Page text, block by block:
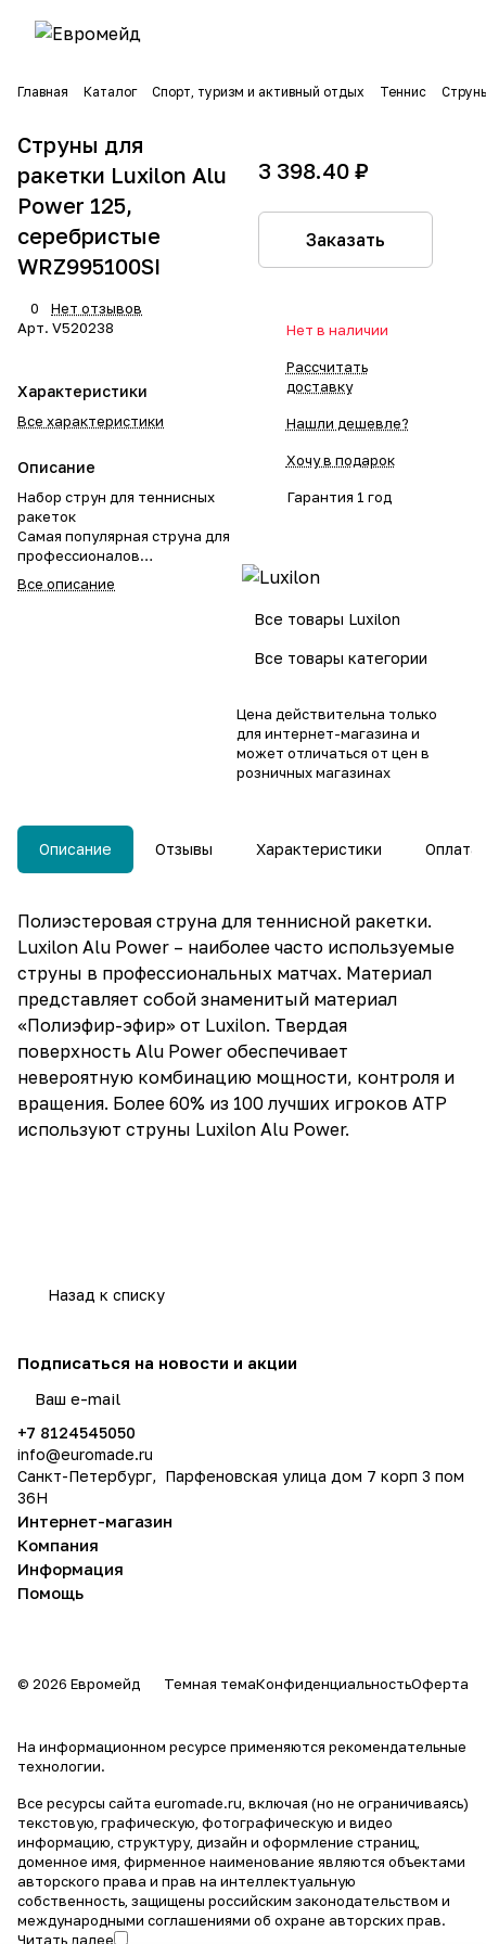
Главная Каталог Спорт, туризм и активный отдых Теннис
Струны для
ракетки Luxilon Alu
Power 125,
серебристые
WRZ995100SI
0
Нет отзывов
Арт. V520238
Характеристики
Все характеристики
Описание
Набор струн для теннисных
ракеток
Самая популярная струна для
профессионалов
Все описание
3 398.40 ₽
Заказать
Нет в наличии
Рассчитать
доставку
Нашли дешевле?
Хочу в подарок
Гарантия 1 год
Все товары Luxilon
Все товары категории
Цена действительна только
для интернет-магазина и
может отличаться от цен в
розничных магазинах
Описание Отзывы Характеристики Оплата
Полиэстеровая струна для теннисной ракетки.
Luxilon Alu Power – наиболее часто используемые
струны в профессиональных матчах. Материал
представляет собой знаменитый материал
«Полиэфир-эфир» от Luxilon. Твердая
поверхность Alu Power обеспечивает
невероятную комбинацию мощности, контроля и
вращения. Более 60% из 100 лучших игроков ATP
используют струны Luxilon Alu Power.
Назад к списку
Подписаться на новости и акции
+7 8124545050
info@euromade.ru
Санкт-Петербург, Парфеновская улица дом 7 корп 3 пом
36Н
Интернет-магазин
Компания
Информация
Помощь
© 2026 Евромейд Темная темаКонфиденциальностьОферта
На информационном ресурсе применяются рекомендательные
технологии.
Все ресурсы сайта euromade.ru, включая (но не ограничиваясь)
текстовую, графическую, фотографическую и видео
информацию, структуру, дизайн и оформление страниц,
доменное имя, фирменное наименование являются объектами
авторского права и прав на интеллектуальную
собственность, защищены российским законодательством и
международными соглашениями об охране авторских прав.
Читать далее